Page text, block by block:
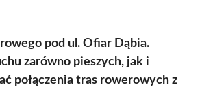
(Twitter)
pod ul. Ofiar Dąbia.
zarówno pieszych, jak i
połączenia tras rowerowych z